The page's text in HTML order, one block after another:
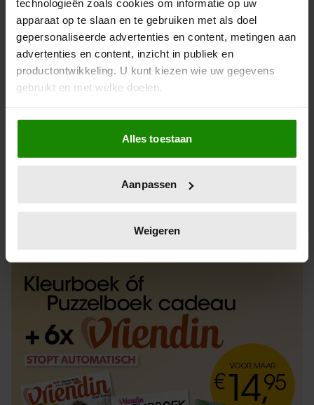
technologieën zoals cookies om informatie op uw
apparaat op te slaan en te gebruiken met als doel
gepersonaliseerde advertenties en content, metingen aan
advertenties en content, inzicht in publiek en
productontwikkeling. U kunt kiezen wie uw gegevens
gebruikt en met welke doelen.
Als u het toestaat, willen we ook graag:
Informatie verzamelen over uw geografische
locatie, die tot een paar meter nauwkeurig kan zijn
scannen op specifieke eigenschappen (fingerprinting)
verwerkt en stel uw voorkeuren in het
intrekken in de Cookieverklaring.
We gebruiken cookies om content en advertenties te
personaliseren, om functies voor social media te bieden
en om ons websiteverkeer te analyseren. Ook delen we
informatie over uw gebruik van onze site met onze
partners voor social media, adverteren en analyse. Deze
partners kunnen deze gegevens combineren met andere
informatie die u aan ze heeft verstrekt of die ze hebben
Alles toestaan
Aanpassen
Weigeren